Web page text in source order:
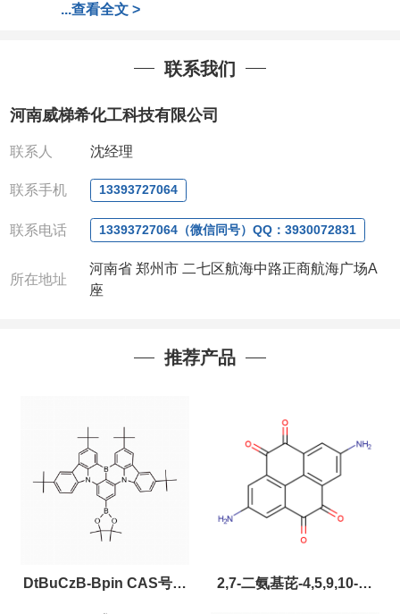
分子量：281.05
我司对高校及科研单位先发货和
全额退款,并承担所有运费。
:0371-63377391/13393727064
QQ:3930072831
微信 :13393727064
联系人: 沈晓东(欢迎致电
...查看全文 >
联系我们
河南威梯希化工科技有限公司
联系人 沈经理
联系手机 13393727064
联系电话 13393727064（微信同号）QQ：3930072831
所在地址
河南省 郑州市 二七区航海中路正商航海广场A
座
推荐产品
DtBuCzB-Bpin CAS号： 2,7-二氨基芘-4,5,9,10-四